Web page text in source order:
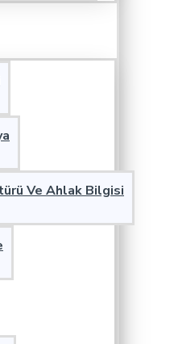
Ve Ahlak Bilgisi